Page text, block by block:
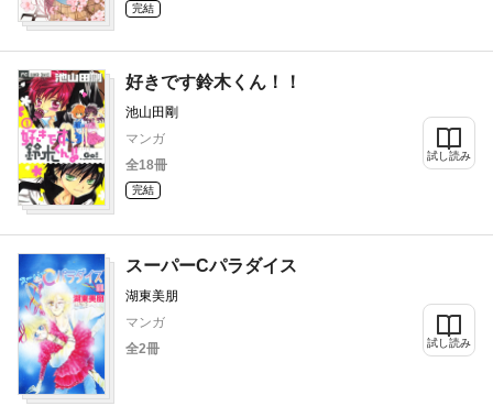
完結
好きです鈴木くん！！
池山田剛
マンガ
全18冊
完結
試し読み
スーパーCパラダイス
湖東美朋
マンガ
全2冊
試し読み